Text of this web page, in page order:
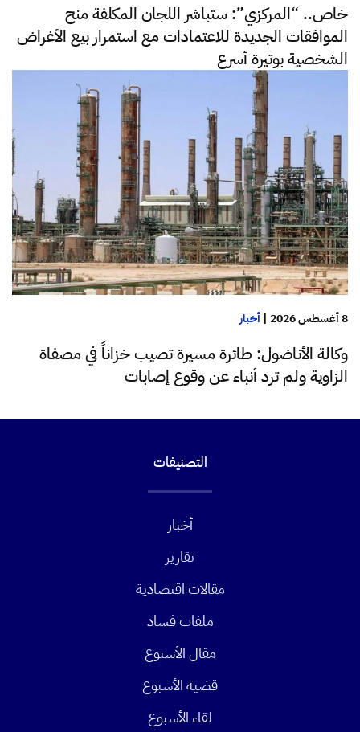
خاص.. “المركزي”: ستباشر اللجان المكلفة منح
الموافقات الجديدة للاعتمادات مع استمرار بيع الأغراض
الشخصية بوتيرة أسرع
8 أغسطس 2026 | أخبار
وكالة الأناضول: طائرة مسيرة تصيب خزاناً في مصفاة
الزاوية ولم ترد أنباء عن وقوع إصابات
التصنيفات
أخبار
تقارير
مقالات اقتصادية
ملفات فساد
مقال الأسبوع
قضية الأسبوع
لقاء الأسبوع